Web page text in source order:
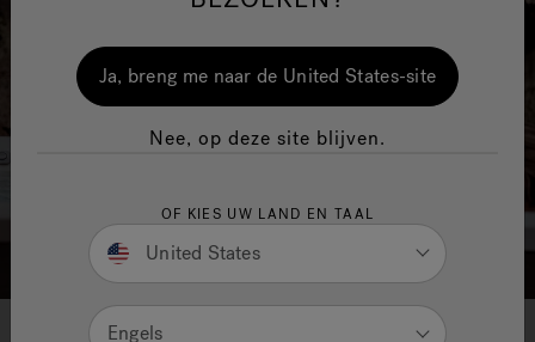
Jacuzzi® Sensational
Wellness™
One Page
Krijg direct toegang tot de eigenschappen van
Ja, breng me naar de United States-site
Nee, op deze site blijven.
OF KIES UW LAND EN TAAL
United States
Engels